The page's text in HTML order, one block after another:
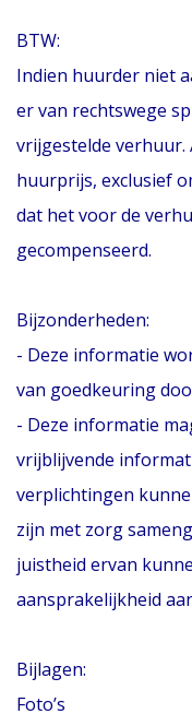
BTW:
Indien huurder niet
er van rechtswege
vrijgestelde verhuur.
huurprijs, exclusief
dat het voor de
gecompenseerd.
Bijzonderheden:
- Deze informatie
van goedkeuring
- Deze informatie
vrijblijvende
verplichtingen
zijn met zorg
juistheid ervan
aansprakelijkheid
Bijlagen:
Foto’s